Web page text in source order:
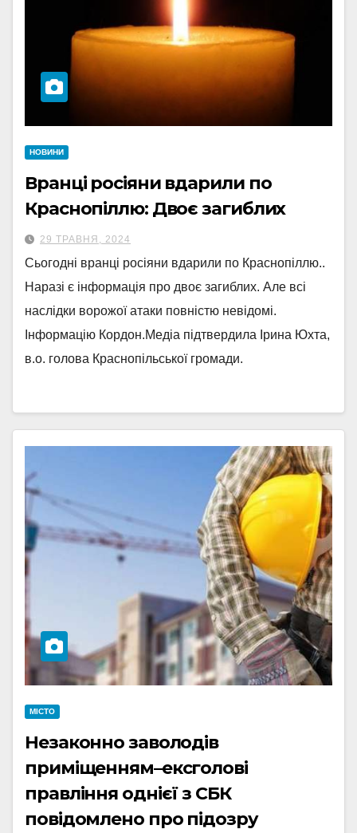
НОВИНИ
Вранці росіяни вдарили по
Краснопіллю: Двоє загиблих
29 ТРАВНЯ, 2024
Сьогодні вранці росіяни вдарили по Краснопіллю..
Наразі є інформація про двоє загиблих. Але всі
наслідки ворожої атаки повністю невідомі.
Інформацію Кордон.Медіа підтвердила Ірина Юхта,
в.о. голова Краснопільської громади.
МІСТО
Незаконно заволодів
приміщенням–ексголові
правління однієї з СБК
повідомлено про підозру